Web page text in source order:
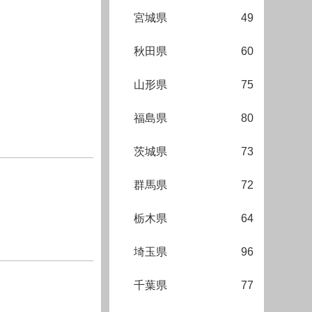
宮城県 49
秋田県 60
山形県 75
福島県 80
茨城県 73
群馬県 72
栃木県 64
埼玉県 96
千葉県 77